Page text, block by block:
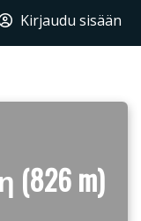
Kirjaudu sisään
m)